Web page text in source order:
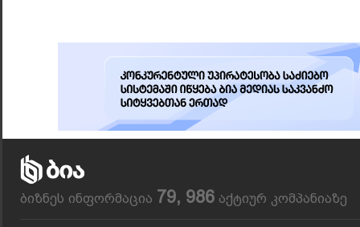
ბიზნეს ინფორმაცია 79, 986 აქტიურ კომპანიაზე